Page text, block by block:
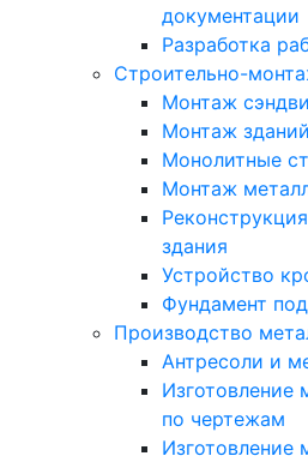
документации
Разработка
Строительно-
Монтаж
Монтаж зданий
Монолитные
Монтаж
здания
Устройство
Фундамент
Производство
Антресоли и
Изготовление
по чертежам
Изготовление